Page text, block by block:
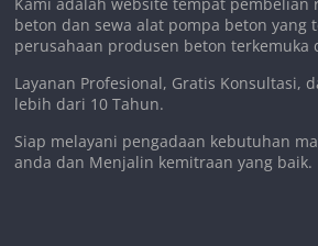
Kami adalah website tempat pembelian
beton dan sewa alat pompa beton yang
perusahaan produsen beton terkemuka
Layanan Profesional, Gratis Konsultasi,
lebih dari 10 Tahun.
Siap melayani pengadaan kebutuhan
anda dan Menjalin kemitraan yang baik.